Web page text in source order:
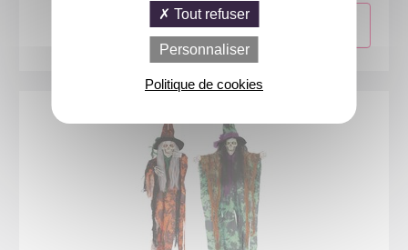
Tout refuser
Personnaliser
Politique de cookies